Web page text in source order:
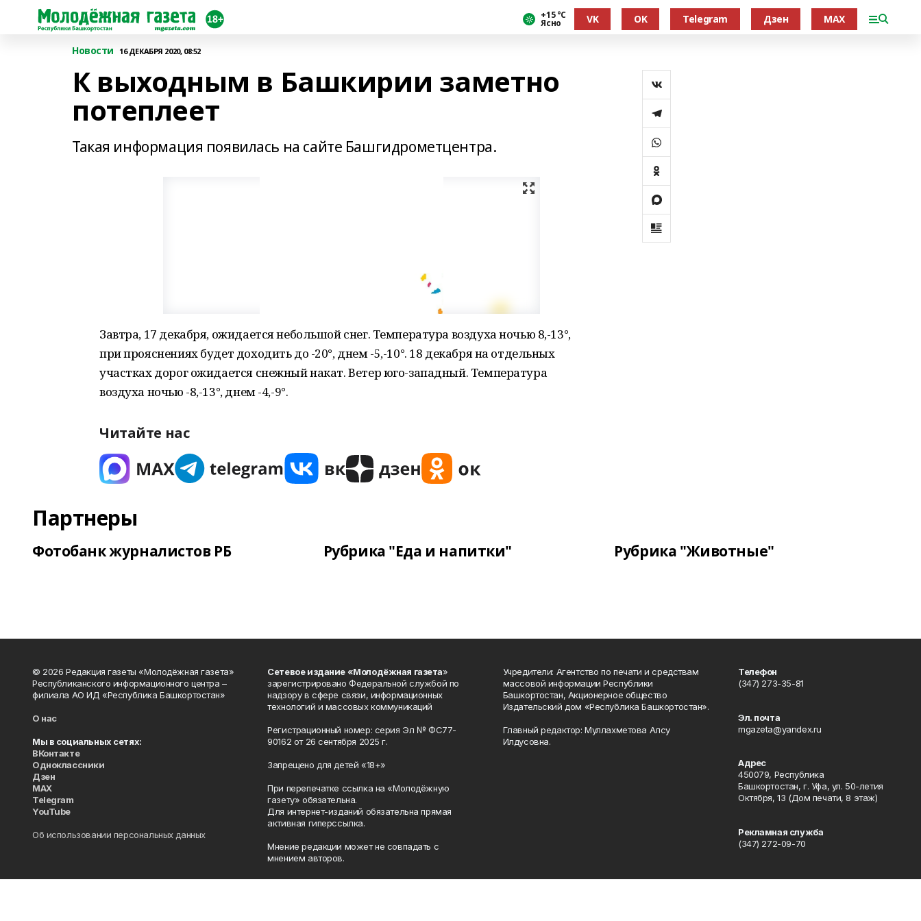
+15 °С
Ясно VK OK Telegram Дзен MAX
Новости 16 ДЕКАБРЯ 2020, 08:52
К выходным в Башкирии заметно
потеплеет
Такая информация появилась на сайте Башгидрометцентра.
Завтра, 17 декабря, ожидается небольшой снег. Температура воздуха ночью 8,-13°,
при прояснениях будет доходить до -20°, днем -5,-10°. 18 декабря на отдельных
участках дорог ожидается снежный накат. Ветер юго-западный. Температура
воздуха ночью -8,-13°, днем -4,-9°.
Читайте нас
Партнеры
Фотобанк журналистов РБ Рубрика "Еда и напитки" Рубрика "Животные"
© 2026 Редакция газеты «Молодёжная газета»
Республиканского информационного центра –
филиала АО ИД «Республика Башкортостан»
О нас
Мы в социальных сетях:
ВКонтакте
Одноклассники
Дзен
MAX
Telegram
YouTube
Об использовании персональных данных
Сетевое издание «Молодёжная газета»
зарегистрировано Федеральной службой по
надзору в сфере связи, информационных
технологий и массовых коммуникаций
Регистрационный номер: серия Эл № ФС77-
90162 от 26 сентября 2025 г.
Запрещено для детей «18+»
При перепечатке ссылка на «Молодёжную
газету» обязательна.
Для интернет-изданий обязательна прямая
активная гиперссылка.
Мнение редакции может не совпадать с
мнением авторов.
Учредители: Агентство по печати и средствам
массовой информации Республики
Башкортостан, Акционерное общество
Издательский дом «Республика Башкортостан».
Главный редактор: Муллахметова Алсу
Илдусовна.
Телефон
(347) 273-35-81
Эл. почта
mgazeta@yandex.ru
Адрес
450079, Республика
Башкортостан, г. Уфа, ул. 50-летия
Октября, 13 (Дом печати, 8 этаж)
Рекламная служба
(347) 272-09-70